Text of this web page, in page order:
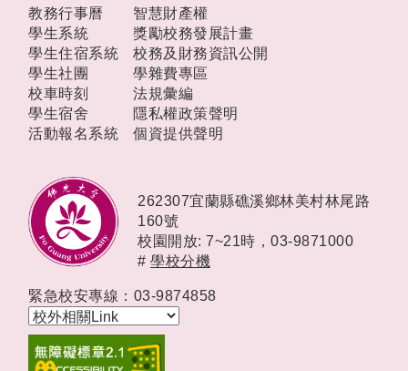
教務行事曆
學生系統
學生住宿系統
學生社團
校車時刻
學生宿舍
活動報名系統
智慧財產權
獎勵校務發展計畫
校務及財務資訊公開
學雜費專區
法規彙編
隱私權政策聲明
個資提供聲明
262307宜蘭縣礁溪鄉林美村林尾路
160號
校園開放: 7~21時， 03-9871000
# 學校分機
緊急校安專線：03-9874858